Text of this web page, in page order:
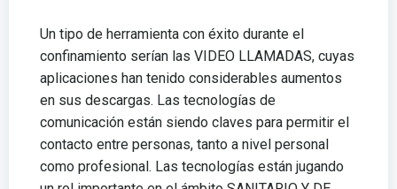
Un tipo de herramienta con éxito durante el
confinamiento serían las VIDEO LLAMADAS, cuyas
aplicaciones han tenido considerables aumentos
en sus descargas. Las tecnologías de
comunicación están siendo claves para permitir el
contacto entre personas, tanto a nivel personal
como profesional. Las tecnologías están jugando